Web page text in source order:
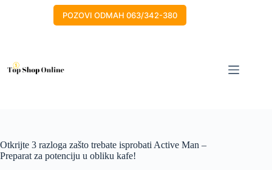
POZOVI ODMAH 063/342-380
Otkrijte 3 razloga zašto trebate isprobati Active Man –
Preparat za potenciju u obliku kafe!